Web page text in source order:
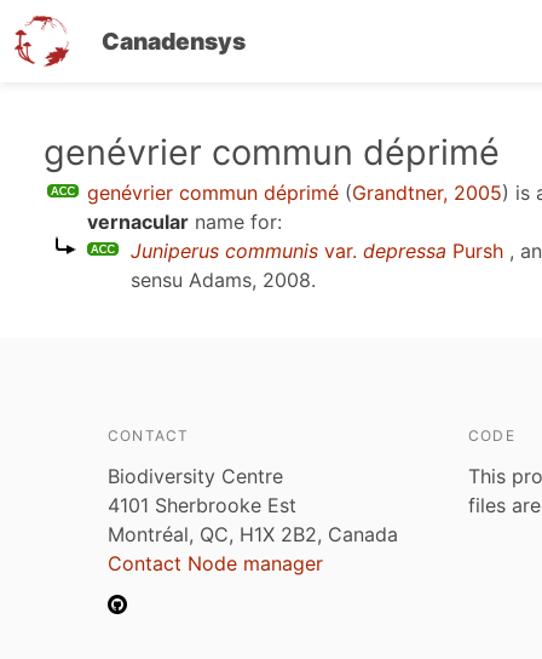
Canadensys
genévrier commun déprimé
genévrier commun déprimé (Grandtner, 2005) is
vernacular name for:
Juniperus communis var. depressa Pursh ,
sensu Adams, 2008.
CONTACT
Biodiversity Centre
4101 Sherbrooke Est
Montréal, QC, H1X 2B2, Canada
Contact Node manager
CODE
This
files